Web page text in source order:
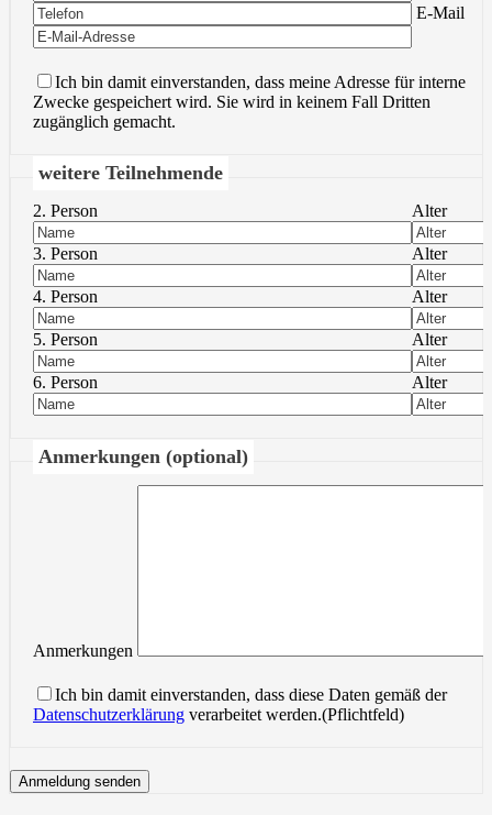
Bitte lasse
E-Mail
Ich bin damit einverstanden, dass meine Adresse für interne
Zwecke gespeichert wird. Sie wird in keinem Fall Dritten
zugänglich gemacht.
weitere Teilnehmende
2. Person Alter
3. Person Alter
4. Person Alter
5. Person Alter
6. Person Alter
Anmerkungen (optional)
Anmerkungen
Ich bin damit einverstanden, dass diese Daten gemäß der
Datenschutzerklärung verarbeitet werden.(Pflichtfeld)